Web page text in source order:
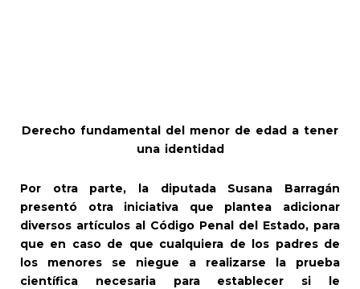
Derecho fundamental del menor de edad a tener
una identidad
Por otra parte, la diputada Susana Barragán
presentó otra iniciativa que plantea adicionar
diversos artículos al Código Penal del Estado, para
que en caso de que cualquiera de los padres de
los menores se niegue a realizarse la prueba
científica necesaria para establecer si le